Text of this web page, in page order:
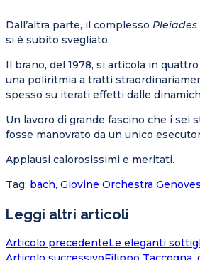
Dall’altra parte, il complesso Pleiades
si è subito svegliato.
Il brano, del 1978, si articola in
una poliritmia a tratti
spesso su iterati effetti dalle
Un lavoro di grande fascino che i
fosse manovrato da un unico
Applausi calorosissimi e meritati.
Tag: bach, Giovine Orchestra
Leggi altri articoli
Articolo precedenteLe eleganti